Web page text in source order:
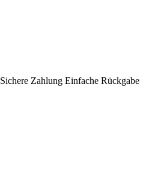
Sichere Zahlung Einfache Rückgabe